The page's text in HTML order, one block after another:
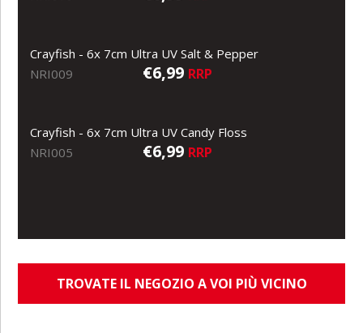
Crayfish - 6x 7cm Ultra UV Salt & Pepper
NRI009
€6,99 RRP
Crayfish - 6x 7cm Ultra UV Candy Floss
NRI005
€6,99 RRP
TROVATE IL NEGOZIO A VOI PIÙ VICINO